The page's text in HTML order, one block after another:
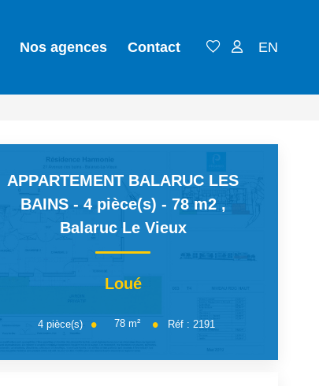
Nos agences Contact EN
APPARTEMENT BALARUC LES
BAINS - 4 pièce(s) - 78 m2 ,
Balaruc Le Vieux
Loué
4 pièce(s) 78 m² Réf : 2191